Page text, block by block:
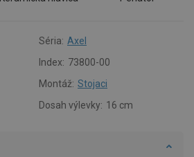
Séria: Axel
Index: 73800-00
Montáž: Stojaci
Dosah výlevky: 16 cm